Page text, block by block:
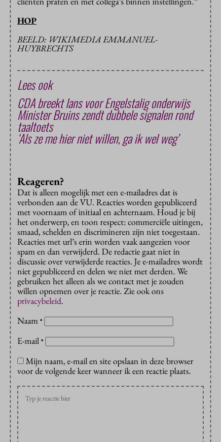
HOP
BEELD: WIKIMEDIA EMMANUEL-
HUYBRECHTS
Lees ook
CDA breekt lans voor Engelstalig onderwijs
Minister Bruins zendt dubbele signalen rond
taaltoets
‘Als ze me hier niet willen, ga ik wel weg’
Reageren?
Dat is alleen mogelijk met een e-mailadres dat is
verbonden aan de VU. Reacties worden gepubliceerd
met voornaam of initiaal en achternaam. Houd je bij
het onderwerp, en toon respect: commerciële uitingen,
smaad, schelden en discrimineren zijn niet toegestaan.
Reacties met url’s erin worden vaak aangezien voor
spam en dan verwijderd. De redactie gaat niet in
discussie over verwijderde reacties. Je e-mailadres wordt
niet gepubliceerd en delen we niet met derden. We
gebruiken het alleen als we contact met je zouden
willen opnemen over je reactie. Zie ook ons
privacybeleid.
Naam *
E-mail *
Mijn naam, e-mail en site opslaan in deze browser
voor de volgende keer wanneer ik een reactie plaats.